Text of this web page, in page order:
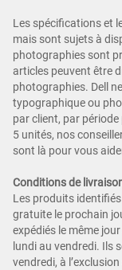
Les spécifications et
mais sont sujets à
photographies sont
articles peuvent être
photographies. Dell
typographique ou
par client, par
5 unités, nos
sont là pour vous
Conditions de
Les produits
gratuite le prochain
expédiés le même
lundi au vendredi. Ils
vendredi, à